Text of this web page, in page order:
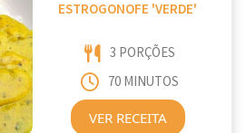
ESTROGONOFE 'VERDE'
3 PORÇÕES
70 MINUTOS
VER RECEITA